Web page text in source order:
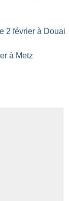
2 février à Douai
à Metz